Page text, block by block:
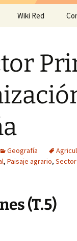
Wiki Red
Geografía
, Paisaje agrario,
(T.5)